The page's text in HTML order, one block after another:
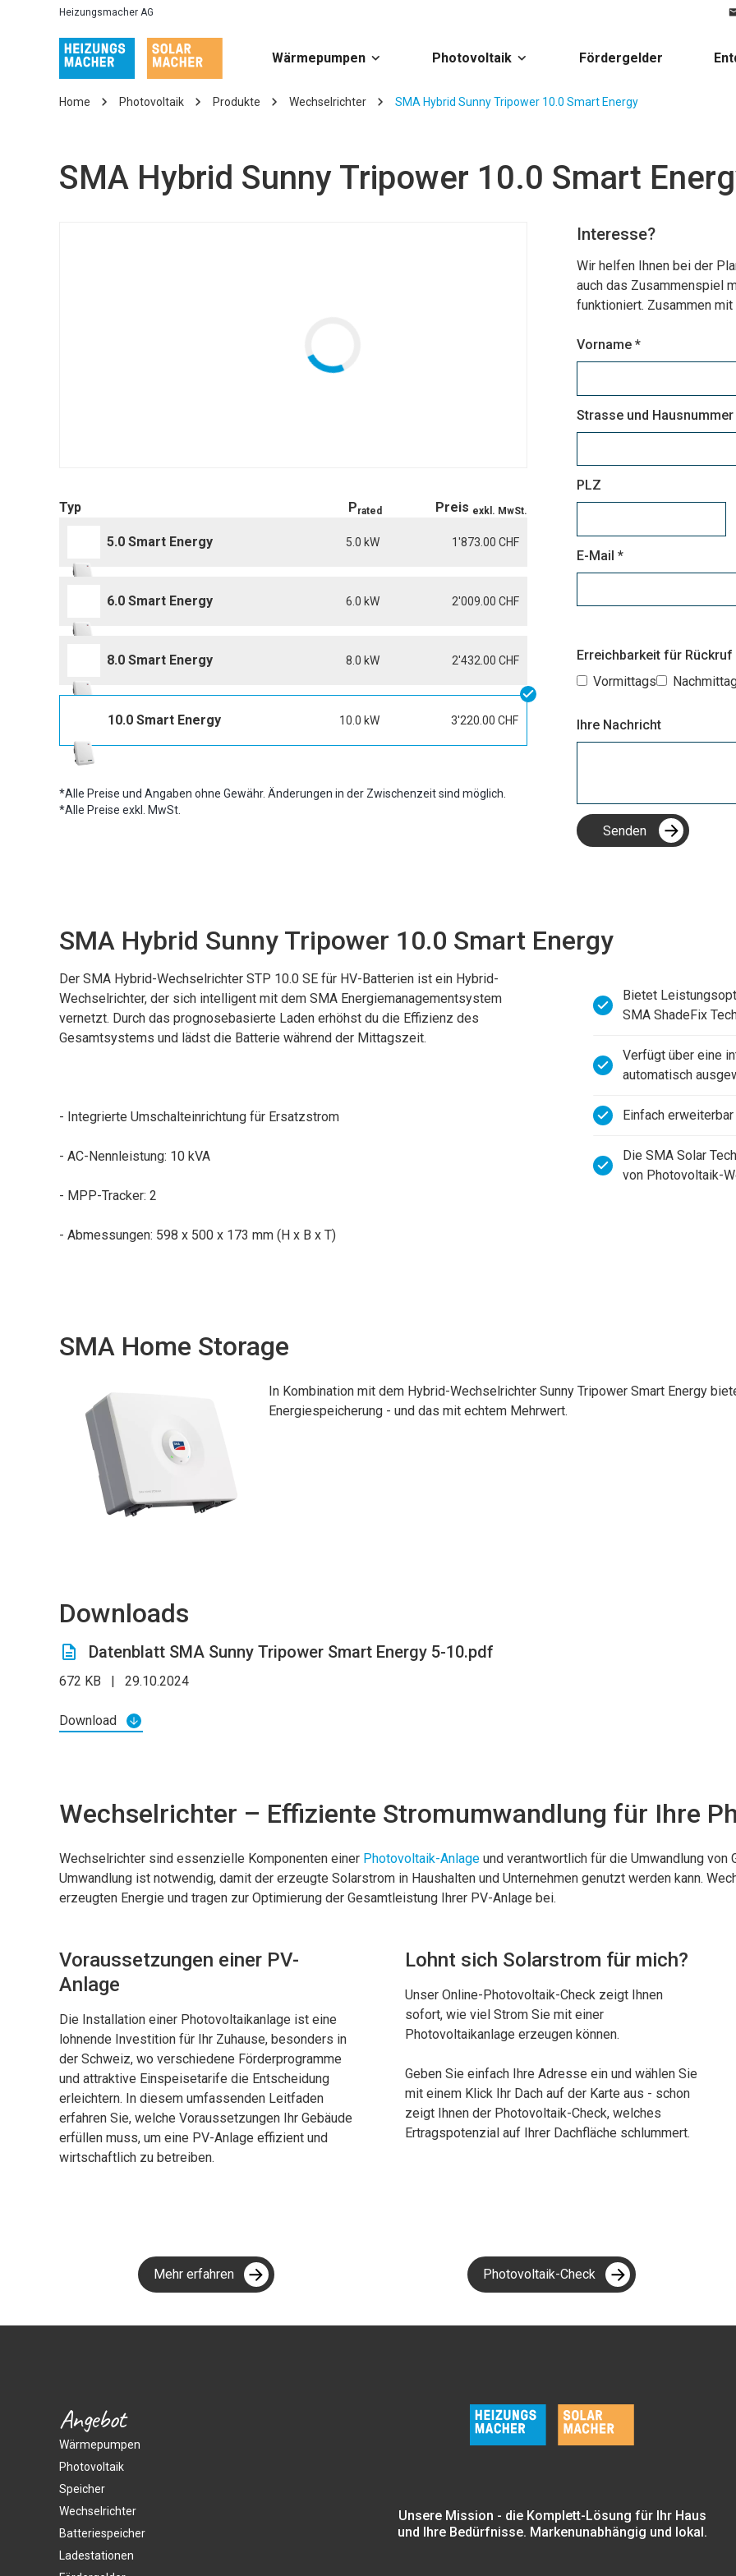
Heizungsmacher AG
Wärmepumpen Photovoltaik Fördergelder
Home Photovoltaik Produkte Wechselrichter SMA Hybrid Sunny Tripower 10.0 Smart Energy
SMA Hybrid Sunny Tripower 10.0 Smart
Typ Prated Preis exkl. MwSt.
5.0 Smart Energy 5.0 kW 1'873.00 CHF
6.0 Smart Energy 6.0 kW 2'009.00 CHF
8.0 Smart Energy 8.0 kW 2'432.00 CHF
10.0 Smart Energy 10.0 kW 3'220.00 CHF
*Alle Preise und Angaben ohne Gewähr. Änderungen in der Zwischenzeit sind möglich.
*Alle Preise exkl. MwSt.
Interesse?
Wir helfen Ihnen bei der
auch das Zusammenspiel
funktioniert. Zusammen
Vorname *
Strasse und Hausnummer
PLZ
E-Mail *
Erreichbarkeit für Rückruf
Vormittags
Ihre Nachricht
SMA Hybrid Sunny Tripower 10.0 Smart Energy
Der SMA Hybrid-Wechselrichter STP 10.0 SE für HV-Batterien ist ein Hybrid-
Wechselrichter, der sich intelligent mit dem SMA Energiemanagementsystem
vernetzt. Durch das prognosebasierte Laden erhöhst du die Effizienz des
Gesamtsystems und lädst die Batterie während der Mittagszeit.
- Integrierte Umschalteinrichtung für Ersatzstrom
- AC-Nennleistung: 10 kVA
- MPP-Tracker: 2
- Abmessungen: 598 x 500 x 173 mm (H x B x T)
Bietet
SMA ShadeFix
Verfügt über eine
automatisch
Einfach
Die SMA Solar
von Photovoltaik-
SMA Home Storage
In Kombination mit dem Hybrid-Wechselrichter Sunny Tripower Smart Energy
Energiespeicherung - und das mit echtem Mehrwert.
Downloads
Datenblatt SMA Sunny Tripower Smart Energy 5-10.pdf
672 KB 29.10.2024
Download
Wechselrichter – Effiziente Stromumwandlung für Ihre
Wechselrichter sind essenzielle Komponenten einer Photovoltaik-Anlage und verantwortlich für die Umwandlung von
Umwandlung ist notwendig, damit der erzeugte Solarstrom in Haushalten und Unternehmen genutzt werden kann.
erzeugten Energie und tragen zur Optimierung der Gesamtleistung Ihrer PV-Anlage bei.
Voraussetzungen einer PV-
Anlage
Die Installation einer Photovoltaikanlage ist eine
lohnende Investition für Ihr Zuhause, besonders in
der Schweiz, wo verschiedene Förderprogramme
und attraktive Einspeisetarife die Entscheidung
erleichtern. In diesem umfassenden Leitfaden
erfahren Sie, welche Voraussetzungen Ihr Gebäude
erfüllen muss, um eine PV-Anlage effizient und
wirtschaftlich zu betreiben.
Mehr erfahren
Lohnt sich Solarstrom für mich?
Unser Online-Photovoltaik-Check zeigt Ihnen
sofort, wie viel Strom Sie mit einer
Photovoltaikanlage erzeugen können.
Geben Sie einfach Ihre Adresse ein und wählen Sie
mit einem Klick Ihr Dach auf der Karte aus - schon
zeigt Ihnen der Photovoltaik-Check, welches
Ertragspotenzial auf Ihrer Dachfläche schlummert.
Photovoltaik-Check
Angebot
Wärmepumpen
Photovoltaik
Speicher
Wechselrichter
Batteriespeicher
Ladestationen
Unsere Mission - die Komplett-Lösung für Ihr Haus
und Ihre Bedürfnisse. Markenunabhängig und lokal.